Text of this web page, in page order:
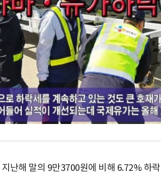
난해 말의 9만3700원에 비해 6.72% 하